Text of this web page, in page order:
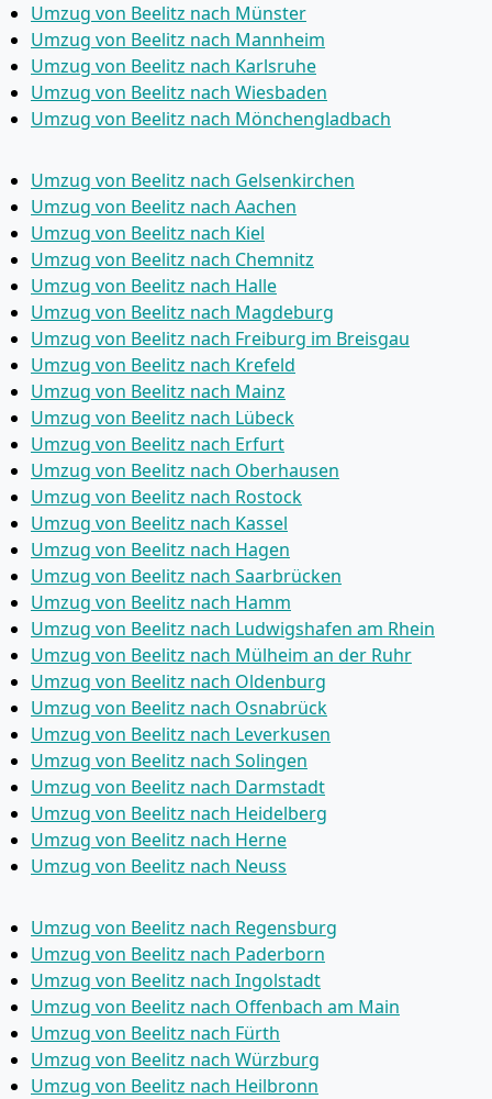
Umzug von Beelitz nach Münster
Umzug von Beelitz nach Mannheim
Umzug von Beelitz nach Karlsruhe
Umzug von Beelitz nach Wiesbaden
Umzug von Beelitz nach Mönchen­gladbach
Umzug von Beelitz nach Gelsenkirchen
Umzug von Beelitz nach Aachen
Umzug von Beelitz nach Kiel
Umzug von Beelitz nach Chemnitz
Umzug von Beelitz nach Halle
Umzug von Beelitz nach Magdeburg
Umzug von Beelitz nach Freiburg im Breisgau
Umzug von Beelitz nach Krefeld
Umzug von Beelitz nach Mainz
Umzug von Beelitz nach Lübeck
Umzug von Beelitz nach Erfurt
Umzug von Beelitz nach Oberhausen
Umzug von Beelitz nach Rostock
Umzug von Beelitz nach Kassel
Umzug von Beelitz nach Hagen
Umzug von Beelitz nach Saarbrücken
Umzug von Beelitz nach Hamm
Umzug von Beelitz nach Ludwigshafen am Rhein
Umzug von Beelitz nach Mülheim an der Ruhr
Umzug von Beelitz nach Oldenburg
Umzug von Beelitz nach Osnabrück
Umzug von Beelitz nach Leverkusen
Umzug von Beelitz nach Solingen
Umzug von Beelitz nach Darmstadt
Umzug von Beelitz nach Heidelberg
Umzug von Beelitz nach Herne
Umzug von Beelitz nach Neuss
Umzug von Beelitz nach Regensburg
Umzug von Beelitz nach Paderborn
Umzug von Beelitz nach Ingolstadt
Umzug von Beelitz nach Offenbach am Main
Umzug von Beelitz nach Fürth
Umzug von Beelitz nach Würzburg
Umzug von Beelitz nach Heilbronn